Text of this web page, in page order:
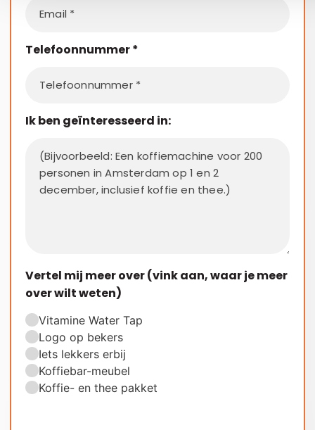
Telefoonnummer*
Ik ben geïnteresseerd in:
Vertel mij meer over (vink aan, waar je meer
over wilt weten)
Vitamine Water Tap
Logo op bekers
Iets lekkers erbij
Koffiebar-meubel
Koffie- en thee pakket